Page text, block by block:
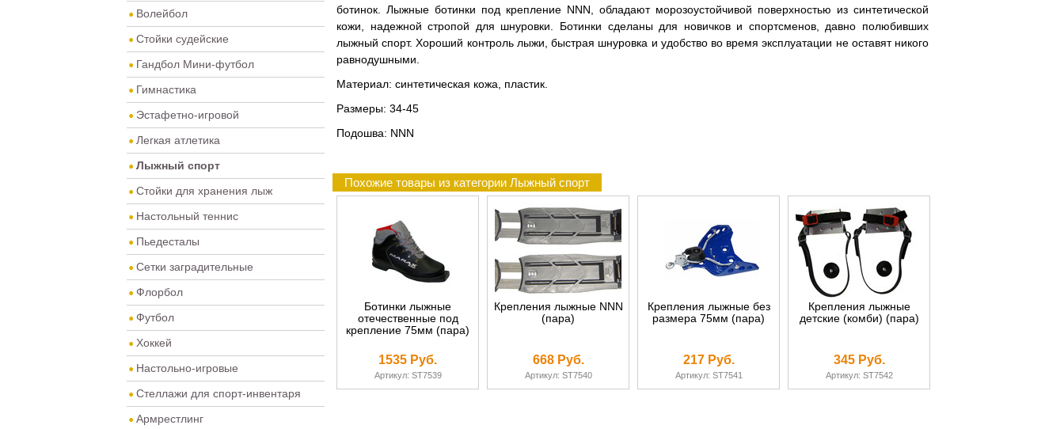
Волейбол
Стойки судейские
Гандбол Мини-футбол
Гимнастика
Эстафетно-игровой
Легкая атлетика
Лыжный спорт
Стойки для хранения лыж
Настольный теннис
Пьедесталы
Сетки заградительные
Флорбол
Футбол
Хоккей
Настольно-игровые
Стеллажи для спорт-инвентаря
Армрестлинг
ботинок. Лыжные ботинки под крепление NNN, обладают морозоустойчивой поверхностью из синтетической
кожи, надежной стропой для шнуровки. Ботинки сделаны для новичков и спортсменов, давно полюбивших
лыжный спорт. Хороший контроль лыжи, быстрая шнуровка и удобство во время эксплуатации не оставят никого
равнодушными.
Материал: синтетическая кожа, пластик.
Размеры: 34-45
Подошва: NNN
Похожие товары из категории Лыжный спорт
Ботинки лыжные
отечественные под
крепление 75мм (пара)
1535 Руб.
Артикул: ST7539
Крепления лыжные NNN
(пара)
668 Руб.
Артикул: ST7540
Крепления лыжные без
размера 75мм (пара)
217 Руб.
Артикул: ST7541
Крепления лыжные
детские (комби) (пара)
345 Руб.
Артикул: ST7542